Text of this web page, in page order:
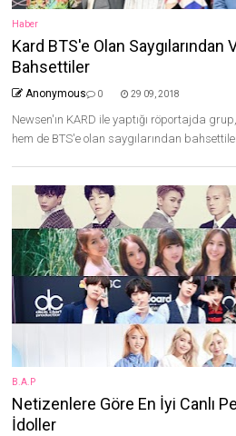
Haber
Kard BTS'e Olan Saygılarından
Bahsettiler
Anonymous 0 29 09, 2018
Newsen'ın KARD ile yaptığı röportajda
hem de BTS'e olan saygılarından
B.A.P
Netizenlere Göre En İyi Canlı
İdoller